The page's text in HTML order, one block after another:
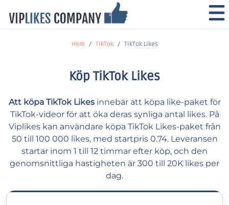
Hem TikTok TikTok Likes
Köp TikTok Likes
Att köpa TikTok Likesinnebär att köpa like-paket för
TikTok-videor för att öka deras synliga antal likes. På
Viplikes kan användare köpa TikTok Likes-paket från
50 till 100 000 likes, med startpris 0.74. Leveransen
startar inom 1 till 12 timmar efter köp, och den
genomsnittliga hastigheten är 300 till 20K likes per
dag.